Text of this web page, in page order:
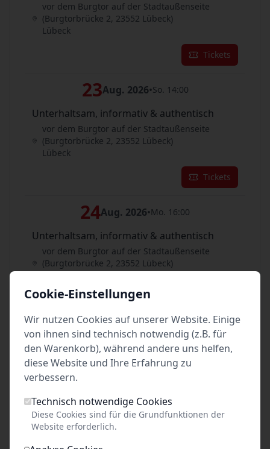
vor dem Burgtor auf der Stadtaußenseite
(Burgtorbrücke 2, 23552 Lübeck)
Lübeck
Tickets
23Aug. 2026•So. 14:00
Unterhaltsam, informativ & authentisch
vor dem Burgtor auf der Stadtaußenseite
(Burgtorbrücke 2, 23552 Lübeck)
Lübeck
Tickets
24Aug. 2026•Mo. 16:00
Unterhaltsam, informativ & authentisch
vor dem Burgtor auf der Stadtaußenseite
(Burgtorbrücke 2, 23552 Lübeck)
Lübeck
25Aug. 2026•Di. 16:00
Unterhaltsam, informativ & authentisch
vor dem Burgtor auf der Stadtaußenseite
Lübeck
Tickets
Cookie-Einstellungen
Wir nutzen Cookies auf unserer Website. Einige
von ihnen sind technisch notwendig (z.B. für
den Warenkorb), während andere uns helfen,
diese Website und Ihre Erfahrung zu
verbessern.
Technisch notwendige Cookies
Diese Cookies sind für die Grundfunktionen der
Website erforderlich.